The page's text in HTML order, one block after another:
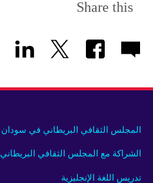
Share this
المجلس الثقافي البريطاني في سودان
الشراكة مع المجلس الثقافي البريطاني
تدريس اللغة الإنجليزية